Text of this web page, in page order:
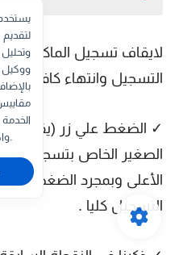
لايقاف تسجيل الماكرو
التسجيل وانتهاء كافة
✓ الضغط علي زر (يقاف
الصغير الخاص بتسجيل
الأعلى وبمجرد الضغط على
التسجيل كليا .
واكتشاف إساءة الاستخدام ومعالجتها.